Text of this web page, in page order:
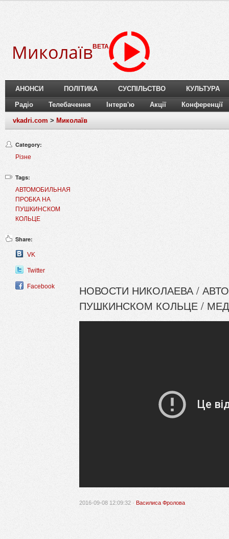
МиколаївBETA
АНОНСИ ПОЛІТИКА СУСПІЛЬСТВО КУЛЬТУРА
Радіо Телебачення Інтерв'ю Акції Конференції
vkadri.com > Миколаїв
Category:
Різне
Tags:
АВТОМОБИЛЬНАЯ
ПРОБКА НА
ПУШКИНСКОМ
КОЛЬЦЕ
Share:
VK
Twitter
Facebook
НОВОСТИ НИКОЛАЕВА /
ПУШКИНСКОМ КОЛЬЦЕ /
2016-09-08 12:09:32 · Василиса Фролова